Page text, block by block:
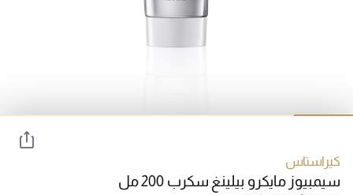
كيراستاس
سيمبيوز مايكرو بيلينغ سكرب 200 مل